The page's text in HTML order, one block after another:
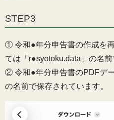
STEP3
① 令和●年分申告書の作成を
ては「r●syotoku.data」の名前
② 令和●年分申告書のPDFデ
の名前で保存されています。